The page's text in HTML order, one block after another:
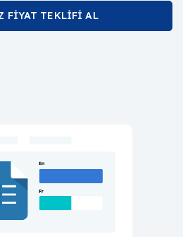
FİYAT TEKLİFİ AL